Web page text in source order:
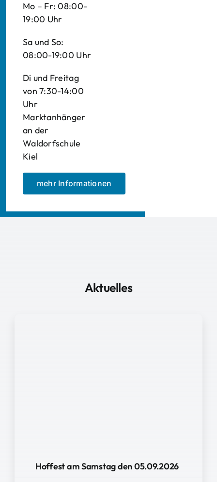
Mo – Fr: 08:00-
19:00 Uhr
Sa und So:
08:00-19:00 Uhr
Di und Freitag
von 7:30-14:00
Uhr
Marktanhänger
an der
Waldorfschule
Kiel
mehr Informationen
Aktuelles
Hoffest am Samstag den 05.09.2026